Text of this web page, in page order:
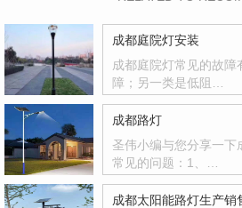
成都庭院灯安装
成都庭院灯常见的故
障；另一类是低阻…
成都路灯
圣伟小编与您分享一下
常见的问题：1、…
成都太阳能路灯生产销